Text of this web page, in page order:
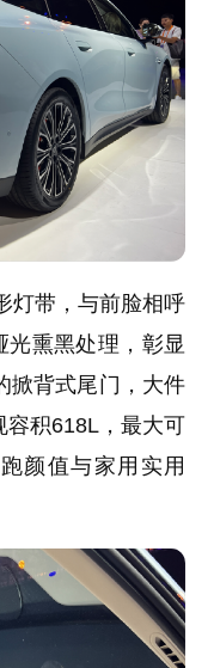
灯带，与前脸相呼
光熏黑处理，彰显
掀背式尾门，大件
容积618L，最大可
颜值与家用实用